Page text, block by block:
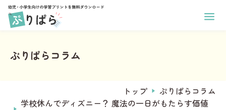
幼児向け学習プリント
あそび
小学生向け学習プリント
ぷりぱらについて
ぷりぱらコラム
トップ
ぷりぱらコラム
学校休んでディズニー？ 魔法の一日がもたらす価値